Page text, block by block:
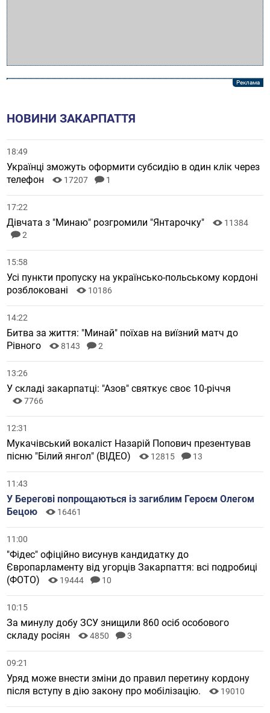
НОВИНИ ЗАКАРПАТТЯ
18:49
Українці зможуть оформити субсидію в один клік через
телефон
17207 1
17:22
Дівчата з "Минаю" розгромили "Янтарочку"
11384
2
15:58
Усі пункти пропуску на українсько-польському кордоні
розблоковані
10186
14:22
Битва за життя: "Минай" поїхав на виїзний матч до
Рівного
8143 2
13:26
У складі закарпатці: "Азов" святкує своє 10-річчя
7766
12:31
Мукачівський вокаліст Назарій Попович презентував
пісню "Білий янгол" (ВІДЕО)
12815 13
11:43
У Берегові попрощаються із загиблим Героєм Олегом
Бецою
16461
11:00
"Фідес" офіційно висунув кандидатку до
Європарламенту від угорців Закарпаття: всі подробиці
(ФОТО)
19444 10
10:15
За минулу добу ЗСУ знищили 860 осіб особового
складу росіян
4850 3
09:21
Уряд може внести зміни до правил перетину кордону
після вступу в дію закону про мобілізацію.
19010